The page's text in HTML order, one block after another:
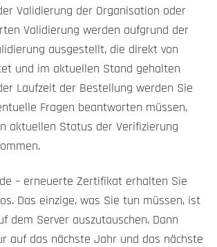
Validierung der Organisation oder
Validierung werden aufgrund der
ausgestellt, die direkt von
und im aktuellen Stand gehalten
Laufzeit der Bestellung werden Sie
Fragen beantworten müssen,
aktuellen Status der Verifizierung
– erneuerte Zertifikat erhalten Sie
Das einzige, was Sie tun müssen, ist
dem Server auszutauschen. Dann
auf das nächste Jahr und das nächste